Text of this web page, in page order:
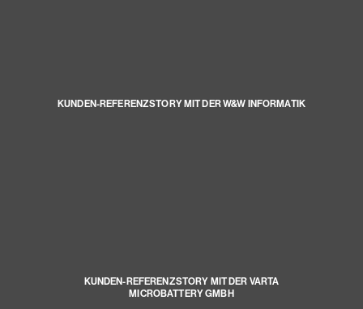
KUNDEN-REFERENZSTORY MIT DER W&W INFORMATIK
KUNDEN-REFERENZSTORY MIT DER VARTA
MICROBATTERY GMBH